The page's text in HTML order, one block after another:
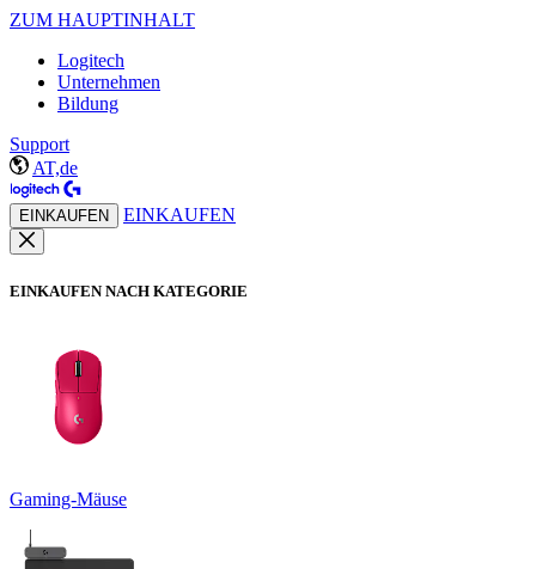
ZUM HAUPTINHALT
Logitech
Unternehmen
Bildung
Support
AT,de
EINKAUFEN EINKAUFEN
EINKAUFEN NACH KATEGORIE
Gaming-Mäuse